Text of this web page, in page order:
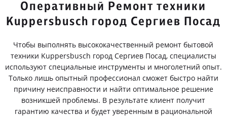
Оперативный Ремонт техники
Kuppersbusch город Сергиев Посад
Чтобы выполнять высококачественный ремонт бытовой
техники Kuppersbusch город Сергиев Посад, специалисты
используют специальные инструменты и многолетний опыт.
Только лишь опытный профессионал сможет быстро найти
причину неисправности и найти оптимальное решение
возникшей проблемы. В результате клиент получит
гарантию качества и будет уверенным в рациональной